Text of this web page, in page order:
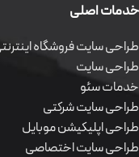
خدمات اصلی
طراحی سایت فروشگاه
طراحی سایت
خدمات سئو
طراحی سایت شرکتی
طراحی اپلیکیشن موبایل
طراحی سایت اختصاصی